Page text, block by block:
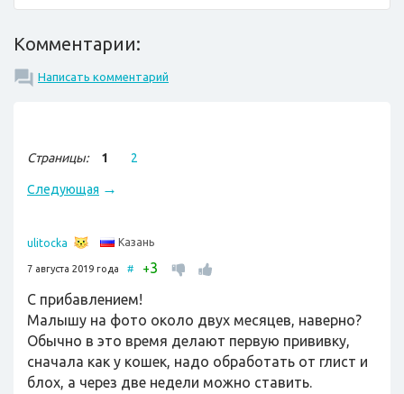
Комментарии:
Написать комментарий
Страницы: 1 2
Следующая →
ulitocka Казань
7 августа 2019 года # +3
С прибавлением!
Малышу на фото около двух месяцев, наверно?
Обычно в это время делают первую прививку,
сначала как у кошек, надо обработать от глист и
блох, а через две недели можно ставить.